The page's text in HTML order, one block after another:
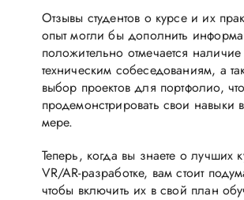
Отзывы студентов о курсе и их
опыт могли бы дополнить
положительно отмечается
техническим собеседованиям, а
выбор проектов для портфолио,
продемонстрировать свои навыки
мере.
Теперь, когда вы знаете о лучших
VR/AR-разработке, вам стоит
чтобы включить их в свой план